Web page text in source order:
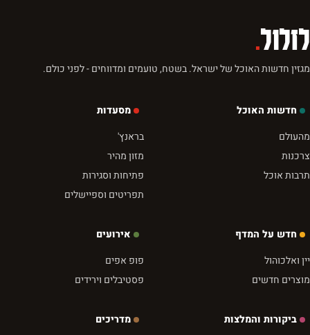
לזלול.
מגזין חדשות האוכל של ישראל. בשטח, טועמים ומדווחים - לפני כולם.
חדשות האוכל
מהעולם
צרכנות
תרבות אוכל
מסעדות
בראנץ'
מזון מהיר
פתיחות וסגירות
תפריטים וספיישלים
חדש על המדף
יין ואלכוהול
מוצרים חדשים
אירועים
פופ אפים
פסטיבלים וירידים
ביקורות והמלצות מדריכים